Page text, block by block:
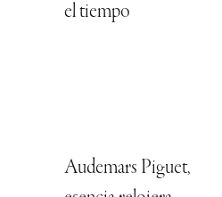
el tiempo
Audemars Piguet,